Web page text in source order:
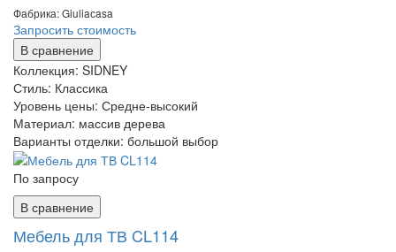
Фабрика: Giuliaсasa
Запросить стоимость
В сравнение
Коллекция: SIDNEY
Стиль: Классика
Уровень цены: Средне-высокий
Материал: массив дерева
Варианты отделки: большой выбор
По запросу
В сравнение
Мебель для ТВ CL114